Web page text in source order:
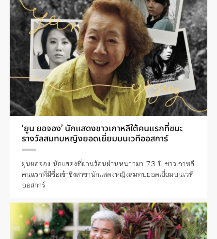
‘ยูน ยอจอง’ นักแสดงชาวเกาหลีใต้คนแรกที่ชนะ
รางวัลสมทบหญิงยอดเยี่ยมบนเวทีออสการ์
ยุนยอจอง นักแสดงที่ผ่านร้อนผ่านหนาวมา 73 ปี ชาวเกาหลี
คนแรกที่มีชื่อเข้าชิงสาขานักแสดงหญิงสมทบยอดเยี่ยมบนเวที
ออสการ์